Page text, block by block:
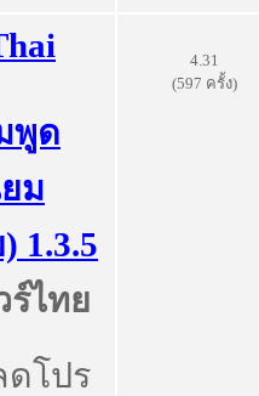
พูด
ม
1.3.5
โปร
4.31
(597 ครั้ง)